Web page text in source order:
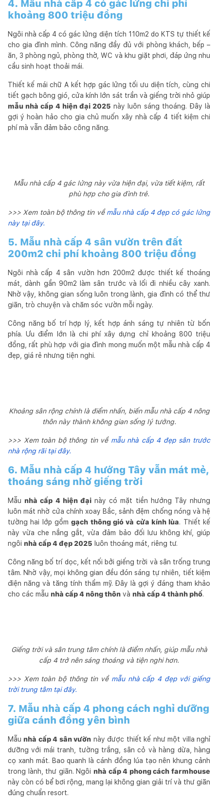
4. Mẫu nhà cấp 4 có gác lửng chi phí
khoảng 800 triệu đồng
Ngôi nhà cấp 4 có gác lửng diện tích 110m2 do KTS tự thiết kế
cho gia đình mình. Công năng đầy đủ với phòng khách, bếp –
ăn, 3 phòng ngủ, phòng thờ, WC và khu giặt phơi, đáp ứng nhu
cầu sinh hoạt thoải mái.
Thiết kế mái chữ A kết hợp gác lửng tối ưu diện tích, cùng chi
tiết gạch bông gió, cửa kính lớn sát trần và giếng trời nhỏ giúp
mẫu nhà cấp 4 hiện đại 2025 này luôn sáng thoáng. Đây là
gợi ý hoàn hảo cho gia chủ muốn xây nhà cấp 4 tiết kiệm chi
phí mà vẫn đảm bảo công năng.
Mẫu nhà cấp 4 gác lửng này vừa hiện đại, vừa tiết kiệm, rất
phù hợp cho gia đình trẻ.
>>> Xem toàn bộ thông tin về mẫu nhà cấp 4 đẹp có gác lửng
này tại đây.
5. Mẫu nhà cấp 4 sân vườn trên đất
200m2 chi phí khoảng 800 triệu đồng
Ngôi nhà cấp 4 sân vườn hơn 200m2 được thiết kế thoáng
mát, dành gần 90m2 làm sân trước và lối đi nhiều cây xanh.
Nhờ vậy, không gian sống luôn trong lành, gia đình có thể thư
giãn, trò chuyện và chăm sóc vườn mỗi ngày.
Công năng bố trí hợp lý, kết hợp ánh sáng tự nhiên từ bốn
phía. Ưu điểm lớn là chi phí xây dựng chỉ khoảng 800 triệu
đồng, rất phù hợp với gia đình mong muốn một mẫu nhà cấp 4
đẹp, giá rẻ nhưng tiện nghi.
Khoảng sân rộng chính là điểm nhấn, biến mẫu nhà cấp 4 nông
thôn này thành không gian sống lý tưởng.
>>> Xem toàn bộ thông tin về mẫu nhà cấp 4 đẹp sân trước
nhà rộng rãi tại đây.
6. Mẫu nhà cấp 4 hướng Tây vẫn mát mẻ,
thoáng sáng nhờ giếng trời
Mẫu nhà cấp 4 hiện đạinày có mặt tiền hướng Tây nhưng
luôn mát nhờ cửa chính xoay Bắc, sảnh đệm chống nóng và hệ
tường hai lớp gồmgạch thông gió và cửa kính lùa. Thiết kế
này vừa che nắng gắt, vừa đảm bảo đối lưu không khí, giúp
ngôi nhà cấp 4 đẹp 2025 luôn thoáng mát, riêng tư.
Công năng bố trí dọc, kết nối bởi giếng trời và sân trống trung
tâm. Nhờ vậy, mọi không gian đều đón sáng tự nhiên, tiết kiệm
điện năng và tăng tính thẩm mỹ. Đây là gợi ý đáng tham khảo
cho các mẫu nhà cấp 4 nông thôn và nhà cấp 4 thành phố.
Giếng trời và sân trung tâm chính là điểm nhấn, giúp mẫu nhà
cấp 4 trở nên sáng thoáng và tiện nghi hơn.
>>> Xem toàn bộ thông tin về mẫu nhà cấp 4 đẹp với giếng
trời trung tâm tại đây.
7. Mẫu nhà cấp 4 phong cách nghỉ dưỡng
giữa cánh đồng yên bình
Mẫu nhà cấp 4 sân vườn này được thiết kế như một villa nghỉ
dưỡng với mái tranh, tường trắng, sân cỏ và hàng dừa, hàng
cọ xanh mát. Bao quanh là cánh đồng lúa tạo nên khung cảnh
trong lành, thư giãn. Ngôi nhà cấp 4 phong cách farmhouse
này còn có bể bơi rộng, mang lại không gian giải trí và thư giãn
đúng chuẩn resort.